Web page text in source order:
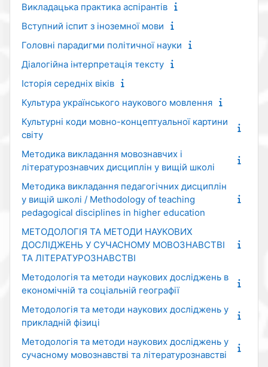
Викладацька практика аспірантів
Вступний іспит з іноземної мови
Головні парадигми політичної науки
Діалогійна інтерпретація тексту
Історія середніх віків
Культура українського наукового мовлення
Культурні коди мовно-концептуальної картини
світу
Методика викладання мовознавчих і
літературознавчих дисциплін у вищій школі
Методика викладання педагогічних дисциплін
у вищій школі / Methodology of teaching
pedagogical disciplines in higher education
МЕТОДОЛОГІЯ ТА МЕТОДИ НАУКОВИХ
ДОСЛІДЖЕНЬ У СУЧАСНОМУ МОВОЗНАВСТВІ
ТА ЛІТЕРАТУРОЗНАВСТВІ
Методологія та методи наукових досліджень в
економічній та соціальній географії
Методологія та методи наукових досліджень у
прикладній фізиці
Методологія та методи наукових досліджень у
сучасному мовознавстві та літературознавстві